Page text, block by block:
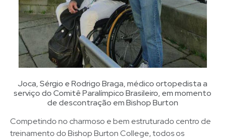
Joca, Sérgio e Rodrigo Braga, médico ortopedista a
serviço do Comitê Paralímpico Brasileiro, em momento
de descontração em Bishop Burton
Competindo no charmoso e bem estruturado centro de
treinamento do Bishop Burton College, todos os